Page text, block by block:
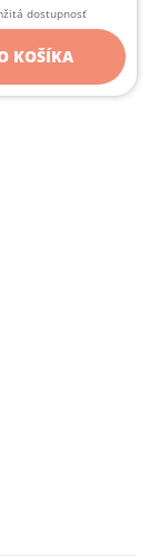
dostupnosť
KOŠÍKA